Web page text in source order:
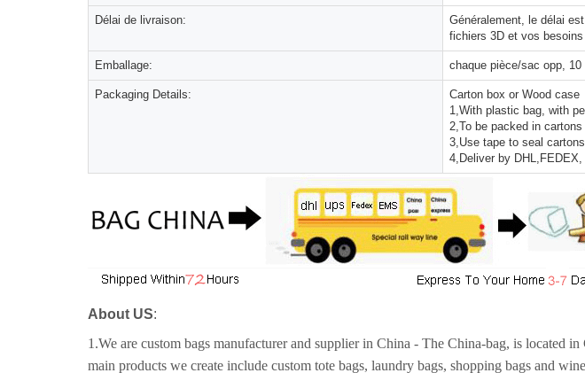
Délai de livraison:
Généralement, le délai
fichiers 3D et vos
Emballage: chaque pièce/sac opp,
Packaging Details:
Carton box or Wood case
1,With plastic bag, with
2,To be packed in
3,Use tape to seal
4,Deliver by
About US:
1.We are custom bags manufacturer and supplier in China - The China-bag, is located
main products we create include custom tote bags, laundry bags, shopping bags and